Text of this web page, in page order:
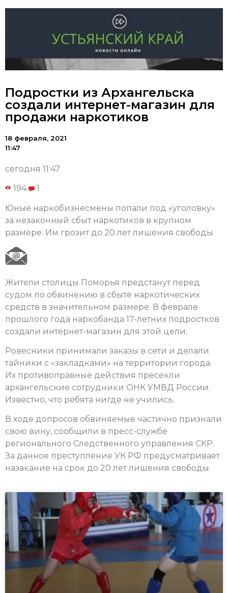
Подростки из Архангельска
создали интернет-магазин для
продажи наркотиков
18 февраля, 2021
11:47
сегодня 11:47
194 1
Юные наркобизнесмены попали под «уголовку»
за незаконный сбыт наркотиков в крупном
размере. Им грозит до 20 лет лишения свободы.
Жители столицы Поморья предстанут перед
судом по обвинению в сбыте наркотических
средств в значительном размере. В феврале
прошлого года наркобанда 17-летних подростков
создали интернет-магазин для этой цели.
Ровесники принимали заказы в сети и делали
тайники с «закладками» на территории города.
Их противоправные действия пресекли
архангельские сотрудники ОНК УМВД России.
Известно, что ребята нигде не учились.
В ходе допросов обвиняемые частично признали
свою вину, сообщили в пресс-службе
регионального Следственного управления СКР.
За данное преступление УК РФ предусматривает
назакание на срок до 20 лет лишения свободы.